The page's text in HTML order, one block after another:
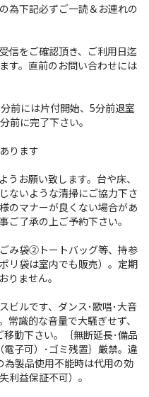
為下記必ずご一読＆お連れの
信をご確認頂き、ご利用日迄
す。直前のお問い合わせには
前には片付開始、5分前退室
前に完了下さい。
ります
お願い致します。台や床、
ないような清掃にご協力下さ
のマナーが良くない場合があ
ご了承の上ご予約下さい。
み袋②トートバッグ等、持参
リ袋は室内でも販売）。定期
りません。
ビルです、ダンス･歌唱･大音
識的な音量で大騒ぎせず、
動下さい。｛無断延長･備品
子可）･ゴミ残置｝厳禁。違
製品使用不能時は代用の効
利益保証不可）。